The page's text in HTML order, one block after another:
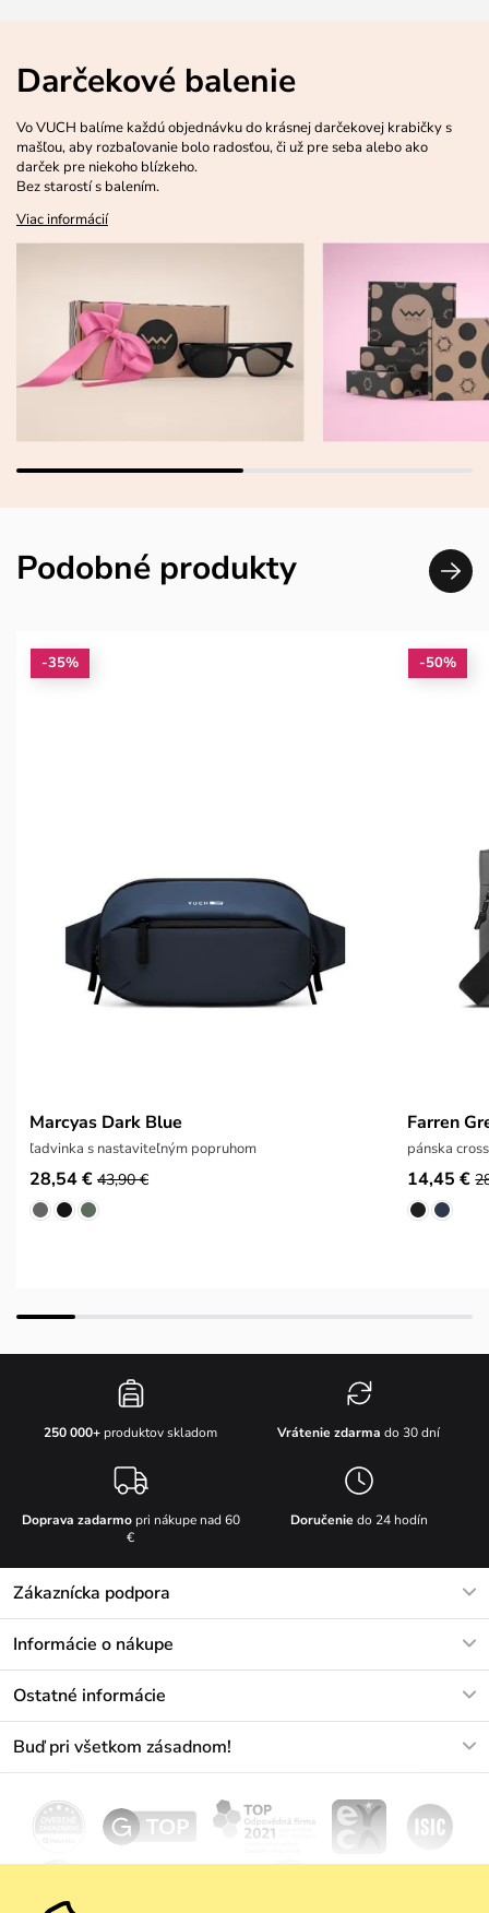
Darčekové balenie
Vo VUCH balíme každú objednávku do krásnej darčekovej krabičky s
mašľou, aby rozbaľovanie bolo radosťou, či už pre seba alebo ako
darček pre niekoho blízkeho.
Bez starostí s balením.
Viac informácií
Podobné produkty
-35%
Marcyas Dark Blue
ľadvinka s nastaviteľným popruhom
28,54 € 43,90 €
-50%
Farren
pánska
14,45 €
250 000+ produktov skladom Vrátenie zdarma do 30 dní
Doprava zadarmopri nákupe nad 60
€
Doručenie do 24 hodín
Zákaznícka podpora
info@vuch.sk
Informácie o nákupe
Materiály a údržba
Vrátenie a reklamácia
Ostatné informácie
Darčekové poukazy
We Care
Vuchlook
Buď pri všetkom zásadnom!
Odoberať